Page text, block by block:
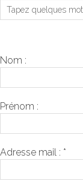
Nom :
Prénom :
Adresse mail : *